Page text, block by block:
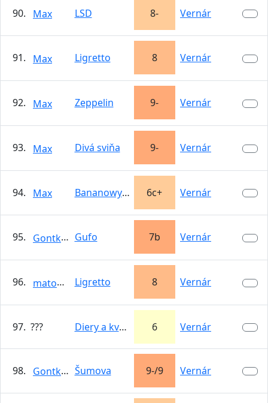
90. Max LSD 8- Vernár
91. Max Ligretto 8 Vernár
92. Max Zeppelin 9- Vernár
93. Max Divá sviňa 9- Vernár
94. Max Bananowy zel 6c+ Vernár
95. GontkoMarco Gufo 7b Vernár
96. matone Ligretto 8 Vernár
97. ??? Diery a kvety 6 Vernár
98. GontkoMarco Šumova 9-/9 Vernár